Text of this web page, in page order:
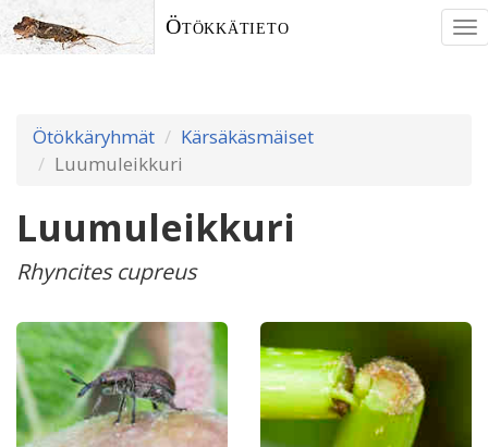
Ötökkätieto
Ötökkäryhmät
Kärsäkäsmäiset
Luumuleikkuri
Luumuleikkuri
Rhyncites cupreus